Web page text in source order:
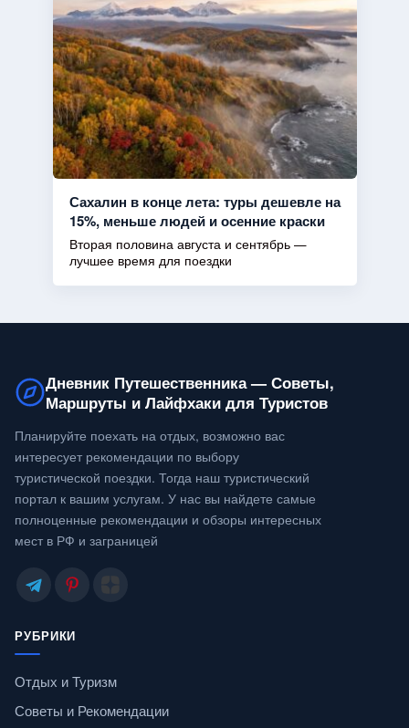
Сахалин в конце лета: туры дешевле на
15%, меньше людей и осенние краски
Вторая половина августа и сентябрь —
лучшее время для поездки
Дневник Путешественника — Советы,
Маршруты и Лайфхаки для Туристов
Планируйте поехать на отдых, возможно вас
интересует рекомендации по выбору
туристической поездки. Тогда наш туристический
портал к вашим услугам. У нас вы найдете самые
полноценные рекомендации и обзоры интересных
мест в РФ и заграницей
РУБРИКИ
Отдых и Туризм
Советы и Рекомендации